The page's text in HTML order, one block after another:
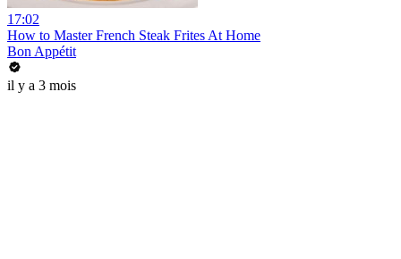
17:02
How to Master French Steak Frites At Home
Bon Appétit
il y a 3 mois